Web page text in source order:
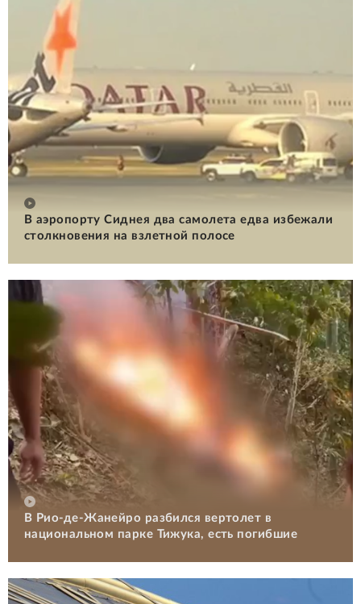
В аэропорту Сиднея два самолета едва избежали
столкновения на взлетной полосе
В Рио-де-Жанейро разбился вертолет в
национальном парке Тижука, есть погибшие